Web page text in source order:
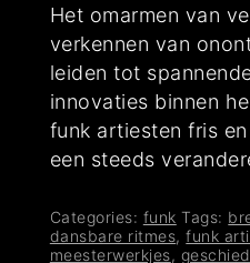
Het omarmen van
verkennen van
leiden tot
innovaties binnen
funk artiesten fris
een steeds
Categories: funk Tags:
dansbare ritmes,funk
meesterwerkjes,